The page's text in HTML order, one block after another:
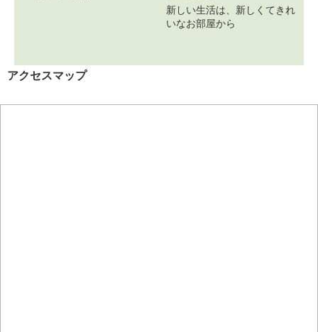
新しい生活は、新しくてきれ
いなお部屋から
アクセスマップ